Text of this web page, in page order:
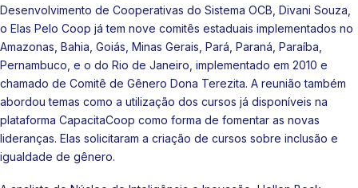
Desenvolvimento de Cooperativas do Sistema OCB, Divani Souza,
o Elas Pelo Coop já tem nove comitês estaduais implementados no
Amazonas, Bahia, Goiás, Minas Gerais, Pará, Paraná, Paraíba,
Pernambuco, e o do Rio de Janeiro, implementado em 2010 e
chamado de Comitê de Gênero Dona Terezita. A reunião também
abordou temas como a utilização dos cursos já disponíveis na
plataforma CapacitaCoop como forma de fomentar as novas
lideranças. Elas solicitaram a criação de cursos sobre inclusão e
igualdade de gênero.